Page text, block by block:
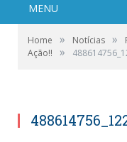
MENU
Home » Notícias »
Ação!!
»